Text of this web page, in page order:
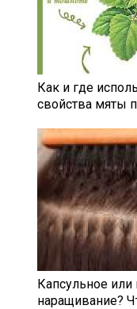
Как и где
свойства мяты
Капсульное
наращивание?